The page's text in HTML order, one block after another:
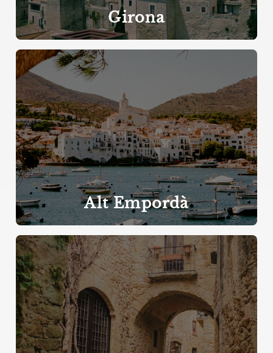
Girona
Alt Empordà